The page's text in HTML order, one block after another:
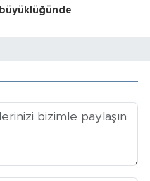
büyüklüğünde